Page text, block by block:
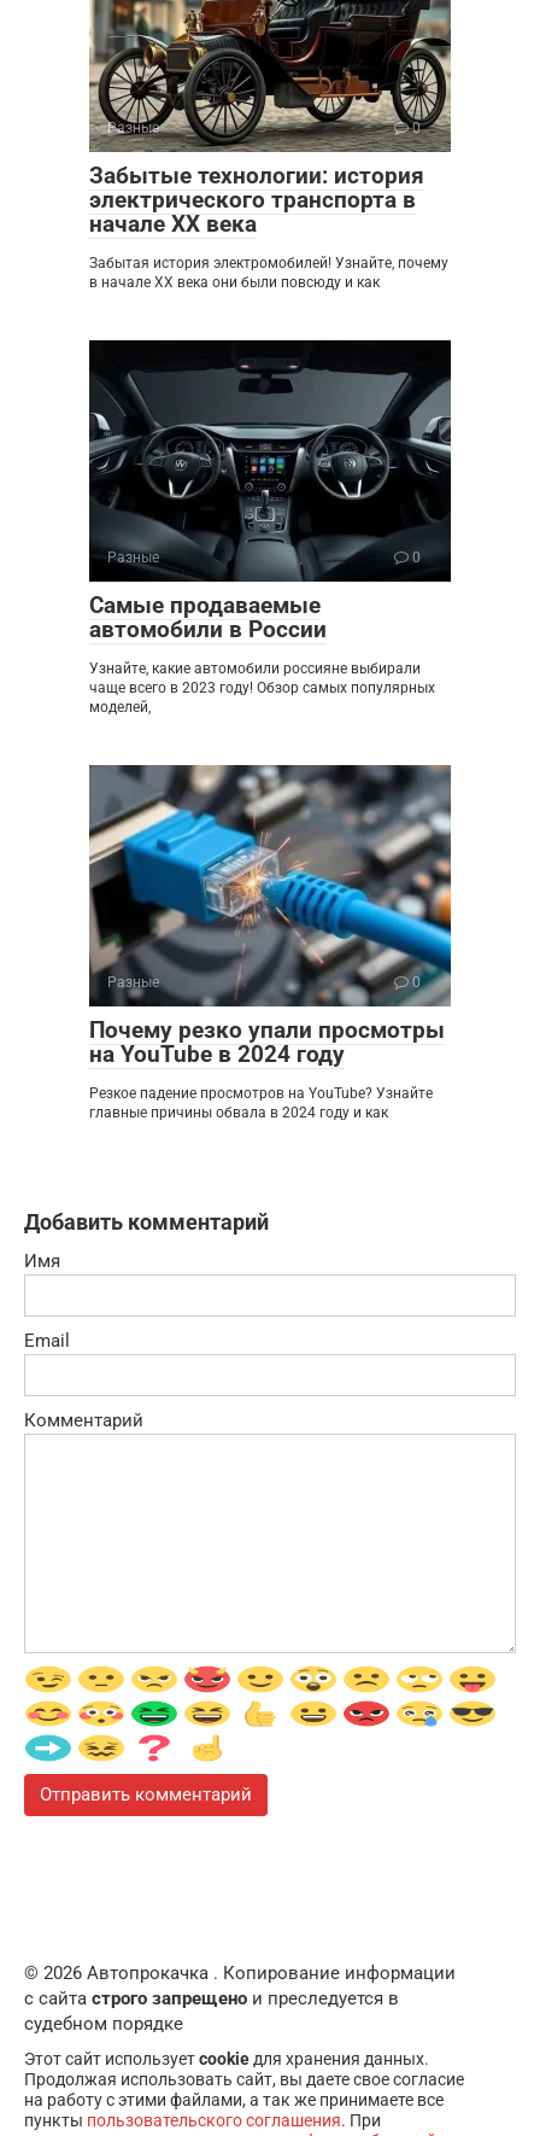
Разные 0
Забытые технологии: история
электрического транспорта в
начале XX века
Забытая история электромобилей! Узнайте, почему
в начале XX века они были повсюду и как
Разные 0
Самые продаваемые
автомобили в России
Узнайте, какие автомобили россияне выбирали
чаще всего в 2023 году! Обзор самых популярных
моделей,
Разные 0
Почему резко упали просмотры
на YouTube в 2024 году
Резкое падение просмотров на YouTube? Узнайте
главные причины обвала в 2024 году и как
Добавить комментарий
Имя
Email
Комментарий
© 2026 Автопрокачка . Копирование информации
с сайта строго запрещено и преследуется в
судебном порядке
Этот сайт используетcookie для хранения данных.
Продолжая использовать сайт, вы даете свое согласие
на работу с этими файлами, а так же принимаете все
пункты пользовательского соглашения. При